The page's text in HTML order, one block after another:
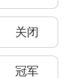
关闭
冠军